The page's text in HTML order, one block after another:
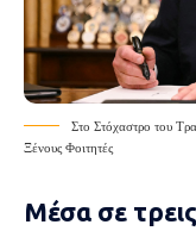
Στο Στόχαστρο του
Ξένους Φοιτητές
Μέσα σε